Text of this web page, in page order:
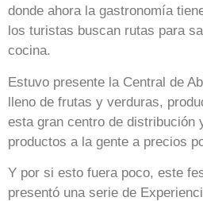
donde ahora la gastronomía
los turistas buscan rutas para
cocina.
Estuvo presente la Central de
lleno de frutas y verduras,
esta gran centro de distribución
productos a la gente a precios
Y por si esto fuera poco, este
presentó una serie de